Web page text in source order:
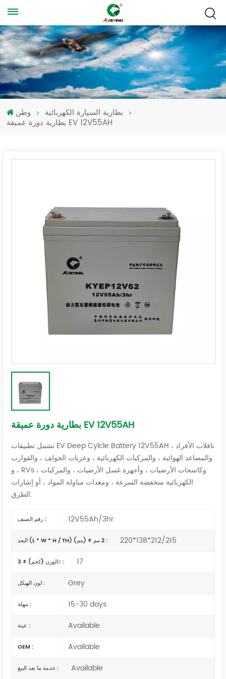
وطن
بطارية السيارة الكهربائية
بطارية دورة عميقة EV 12V55AH
بطارية دورة عميقة EV 12V55AH
تشمل تطبيقات EV Deep Cylcle Battery 12V55AH ناقلات الأفراد ،
والمصاعد الهوائية ، والمركبات الكهربائية ، وعربات الجولف ، والقوارب
، و RVs ، وكاسحات الأرضيات ، وأجهزة غسل الأرضيات ، والمركبات
الكهربائية منخفضة السرعة ، ومعدات مناولة المواد ، أو إشارات
الطرق.
رقم الصنف : 12V55Ah/3hr
البعد (L * W * H / TH) (مم) ± 2 مم : 220*138*212/215
الوزن (كجم) ± 3٪ : 17
لون الهيكل : Grey
مهلة : 15-30 days
عينة : Available
OEM : Available
خدمة ما بعد البيع : Available